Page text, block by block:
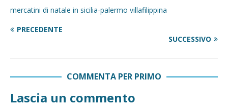
mercatini di natale in sicilia-palermo villafilippina
PRECEDENTE
SUCCESSIVO
COMMENTA PER PRIMO
Lascia un commento